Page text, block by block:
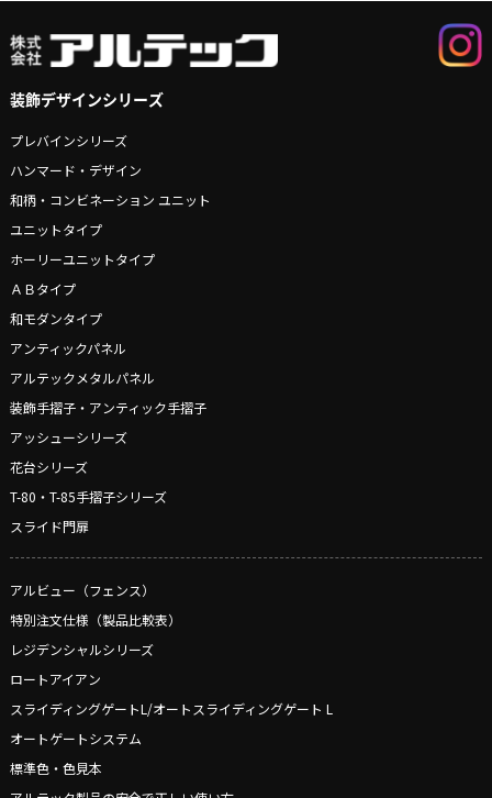
装飾デザインシリーズ
プレバインシリーズ
ハンマード・デザイン
和柄・コンビネーション ユニット
ユニットタイプ
ホーリーユニットタイプ
ＡＢタイプ
和モダンタイプ
アンティックパネル
アルテックメタルパネル
装飾手摺子・アンティック手摺子
アッシューシリーズ
花台シリーズ
T-80・T-85手摺子シリーズ
スライド門扉
アルビュー（フェンス）
特別注文仕様（製品比較表）
レジデンシャルシリーズ
ロートアイアン
スライディングゲートL/オートスライディングゲート L
オートゲートシステム
標準色・色見本